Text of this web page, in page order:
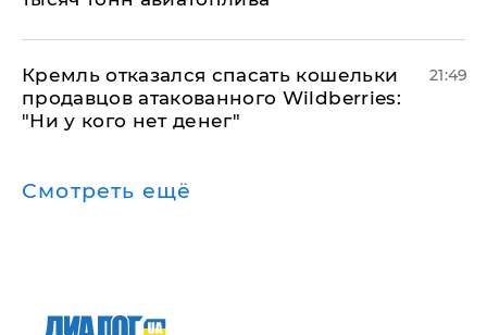
Кремль отказался спасать кошельки
продавцов атакованного Wildberries:
"Ни у кого нет денег"
21:49
Смотреть ещё